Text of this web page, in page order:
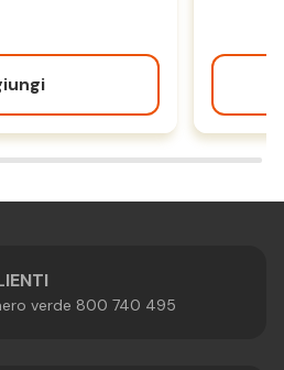
verde 800 740 495